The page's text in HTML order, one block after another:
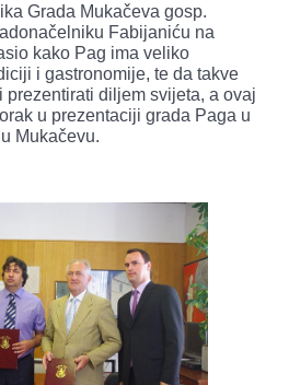
Grada Mukačeva gosp.
Fabijaniću na
kako Pag ima veliko
i gastronomije, te da takve
prezentirati diljem svijeta, a ovaj
u prezentaciji grada Paga u
Mukačevu.